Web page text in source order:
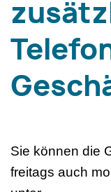
Sie können die
freitags auch